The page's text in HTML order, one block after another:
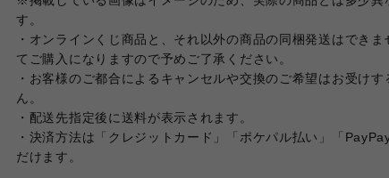
す。
・オンラインくじ商品と、それ以外の商品の同梱発送はできま
てご購入になりますので予めご了承ください。
・お客様のご都合によるキャンセルや交換のご希望はお受け
ん。
・配送先指定後に送料が表示されます。
・決済方法は「クレジットカード」「ポケパル払い」「
だけます。